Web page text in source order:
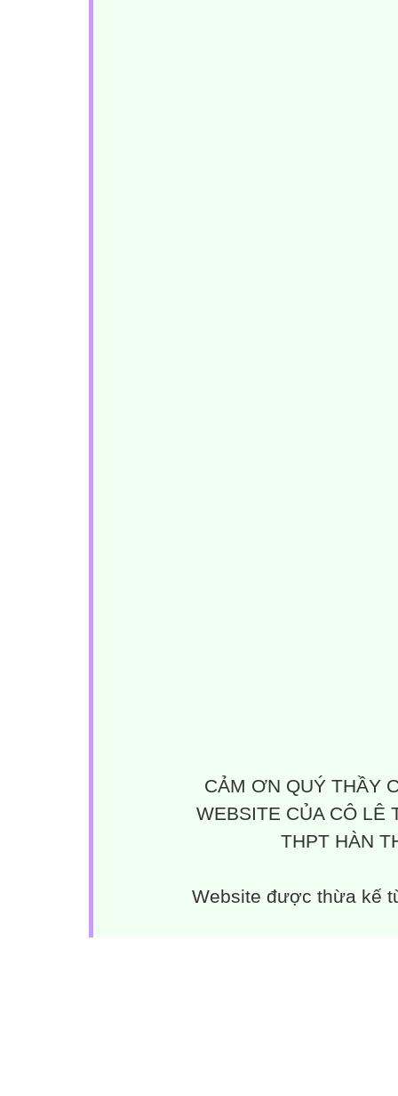
CẢM ƠN QUÝ THẦY
WEBSITE CỦA CÔ LÊ
THPT HÀN
Website được thừa kế